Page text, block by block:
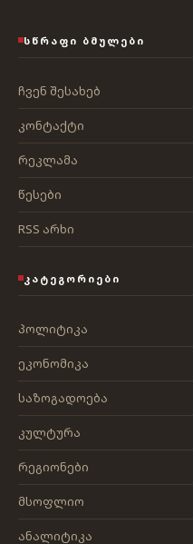
ᲡᲬᲠᲐᲤᲘ ᲑᲛᲣᲚᲔᲑᲘ
ჩვენ შესახებ
კონტაქტი
რეკლამა
წესები
RSS არხი
ᲙᲐᲢᲔᲒᲝᲠᲘᲔᲑᲘ
პოლიტიკა
ეკონომიკა
საზოგადოება
კულტურა
რეგიონები
მსოფლიო
ანალიტიკა